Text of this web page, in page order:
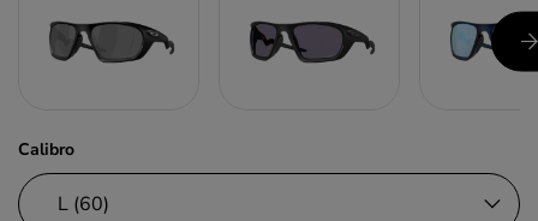
Calibro